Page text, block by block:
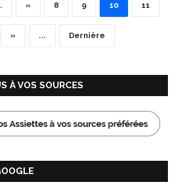
« 8 9 10 11
» ... Dernière
À VOS SOURCES